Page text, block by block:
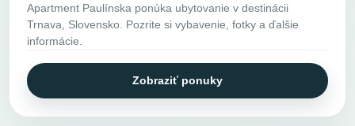
Apartment Paulínska ponúka ubytovanie v destinácii
Trnava, Slovensko. Pozrite si vybavenie, fotky a ďalšie
informácie.
Zobraziť ponuky